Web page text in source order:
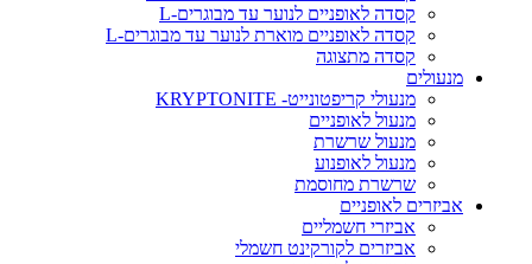
קסדה לאופניים לנוער עד מבוגרים-L
קסדה לאופניים מוארת לנוער עד מבוגרים-L
קסדה מתצוגה
מנעולים
מנעולי קריפטונייט- KRYPTONITE
מנעול לאופניים
מנעול שרשרת
מנעול לאופנוע
שרשרת מחוסמת
אביזרים לאופניים
אביזרי חשמליים
אביזרים לקורקינט חשמלי